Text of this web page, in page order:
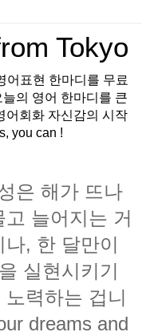
Tokyo
어표현 한마디를 무료
의 영어 한마디를 큰
어회화 자신감의 시작
you can !
은 해가 뜨나
늘어지는 거
, 한 달만이
실현시키기
력하는 겁니
dreams and